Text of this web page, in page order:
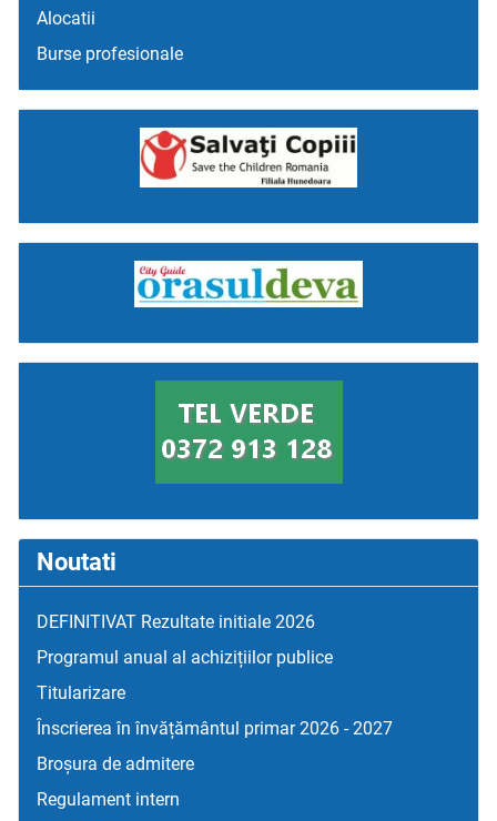
Alocatii
Burse profesionale
Noutati
DEFINITIVAT Rezultate initiale 2026
Programul anual al achizițiilor publice
Titularizare
Înscrierea în învățământul primar 2026 - 2027
Broșura de admitere
Regulament intern